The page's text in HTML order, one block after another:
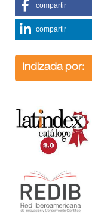
compartir
compartir
Indizada por: